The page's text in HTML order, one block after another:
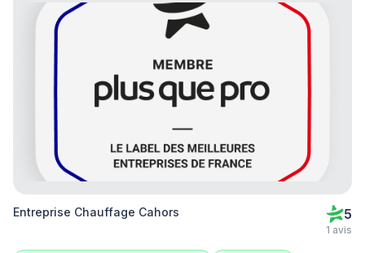
Entreprise Chauffage Cahors 5
1 avis